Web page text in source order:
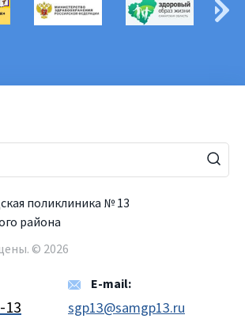
поликлиника № 13
района
© 2026
13
E-mail:
sgp13@samgp13.ru